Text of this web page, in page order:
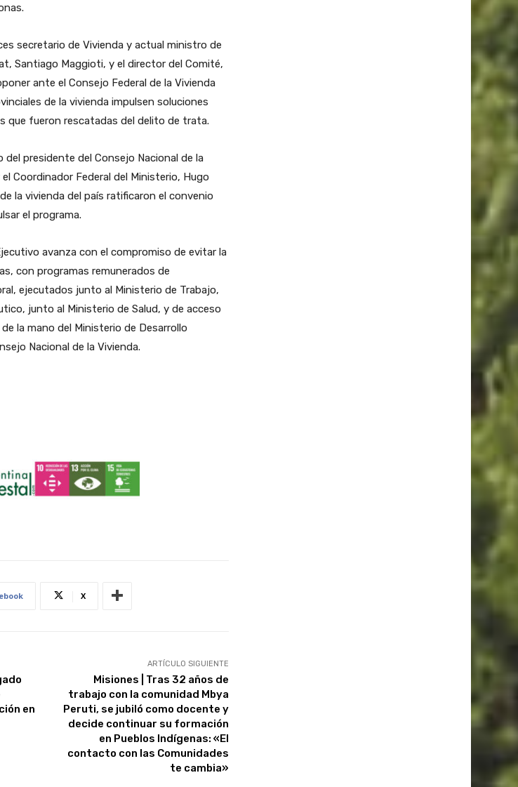
secretario de Vivienda y actual ministro de
Santiago Maggioti, y el director del Comité,
ante el Consejo Federal de la Vivienda
de la vivienda impulsen soluciones
que fueron rescatadas del delito de trata.
del presidente del Consejo Nacional de la
Coordinador Federal del Ministerio, Hugo
la vivienda del país ratificaron el convenio
el programa.
avanza con el compromiso de evitar la
con programas remunerados de
ejecutados junto al Ministerio de Trabajo,
junto al Ministerio de Salud, y de acceso
la mano del Ministerio de Desarrollo
Nacional de la Vivienda.
X
en
ARTÍCULO SIGUIENTE
Misiones | Tras 32 años de
trabajo con la comunidad Mbya
Peruti, se jubiló como docente y
decide continuar su formación
en Pueblos Indígenas: «El
contacto con las Comunidades
te cambia»